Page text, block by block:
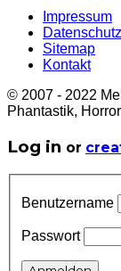
Impressum
Datenschutz
Sitemap
Kontakt
© 2007 - 2022
Phantastik,
Log in or
Benutzername
Passwort